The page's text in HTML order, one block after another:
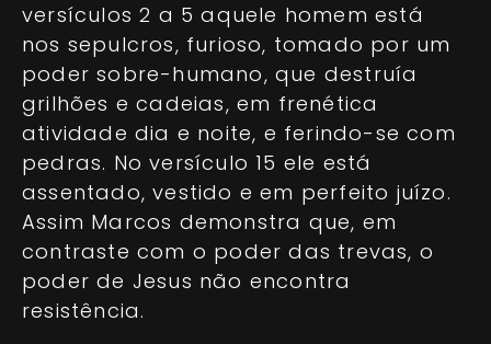
versículos 2 a 5 aquele homem está
nos sepulcros, furioso, tomado por um
poder sobre-humano, que destruía
grilhões e cadeias, em frenética
atividade dia e noite, e ferindo-se com
pedras. No versículo 15 ele está
assentado, vestido e em perfeito juízo.
Assim Marcos demonstra que, em
contraste com o poder das trevas, o
poder de Jesus não encontra
resistência.